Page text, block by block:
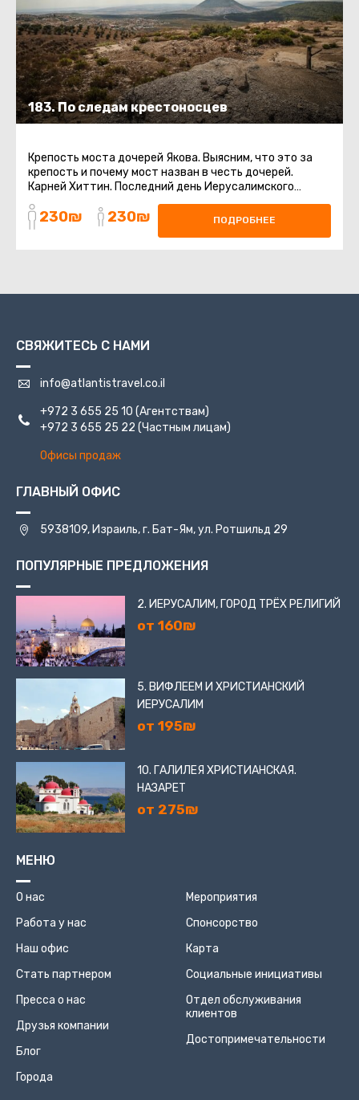
183. По следам крестоносцев
Крепость моста дочерей Якова. Выясним, что это за
крепость и почему мост назван в честь дочерей.
Карней Хиттин. Последний день Иерусалимского
Царства.Карей Хиттин или ...
230₪ 230₪ ПОДРОБНЕЕ
СВЯЖИТЕСЬ С НАМИ
info@atlantistravel.co.il
+972 3 655 25 10 (Агентствам)
+972 3 655 25 22 (Частным лицам)
Офисы продаж
ГЛАВНЫЙ ОФИС
5938109, Израиль, г. Бат-Ям, ул. Ротшильд 29
ПОПУЛЯРНЫЕ ПРЕДЛОЖЕНИЯ
2. ИЕРУСАЛИМ, ГОРОД ТРЁХ РЕЛИГИЙ
от 160₪
5. ВИФЛЕЕМ И ХРИСТИАНСКИЙ
ИЕРУСАЛИМ
от 195₪
10. ГАЛИЛЕЯ ХРИСТИАНСКАЯ.
НАЗАРЕТ
от 275₪
МЕНЮ
О нас
Работа у нас
Наш офис
Стать партнером
Пресса о нас
Друзья компании
Блог
Города
Мероприятия
Спонсорство
Карта
Социальные инициативы
Отдел обслуживания
клиентов
Достопримечательности